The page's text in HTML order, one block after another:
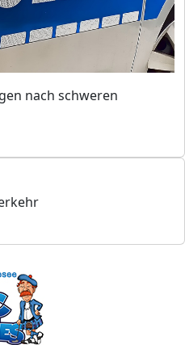
nach schweren